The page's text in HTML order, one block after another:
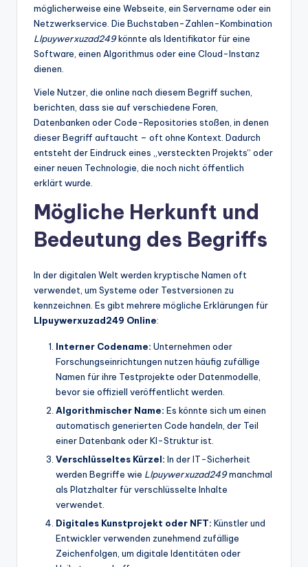
möglicherweise eine Webseite, ein Servername oder ein
Netzwerkservice. Die Buchstaben-Zahlen-Kombination
Llpuywerxuzad249könnte als Identifikator für eine
Software, einen Algorithmus oder eine Cloud-Instanz
dienen.
Viele Nutzer, die online nach diesem Begriff suchen,
berichten, dass sie auf verschiedene Foren,
Datenbanken oder Code-Repositories stoßen, in denen
dieser Begriff auftaucht – oft ohne Kontext. Dadurch
entsteht der Eindruck eines „versteckten Projekts“ oder
einer neuen Technologie, die noch nicht öffentlich
erklärt wurde.
Mögliche Herkunft und
Bedeutung des Begriffs
In der digitalen Welt werden kryptische Namen oft
verwendet, um Systeme oder Testversionen zu
kennzeichnen. Es gibt mehrere mögliche Erklärungen für
Llpuywerxuzad249 Online:
Interner Codename: Unternehmen oder
Forschungseinrichtungen nutzen häufig zufällige
Namen für ihre Testprojekte oder Datenmodelle,
bevor sie offiziell veröffentlicht werden.
Algorithmischer Name: Es könnte sich um einen
automatisch generierten Code handeln, der Teil
einer Datenbank oder KI-Struktur ist.
Verschlüsseltes Kürzel: In der IT-Sicherheit
werden Begriffe wie Llpuywerxuzad249manchmal
als Platzhalter für verschlüsselte Inhalte
verwendet.
Digitales Kunstprojekt oder NFT: Künstler und
Entwickler verwenden zunehmend zufällige
Zeichenfolgen, um digitale Identitäten oder